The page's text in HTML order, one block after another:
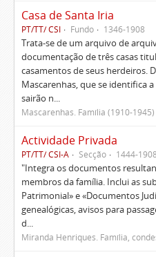
Casa de Santa Iria
PT/TT/ CSI Fundo 1346-1908
Trata-se de um arquivo de
documentação de três casas
casamentos de seus herdeiros.
Mascarenhas, que se identifica
sairão n...
Mascarenhas. Família (1910-1945)
Actividade Privada
PT/TT/ CSI-A Secção 1444-1908
"Integra os documentos
membros da família. Inclui as
Patrimonial» e «Documentos
genealógicas, avisos para
d...
Miranda Henriques. Família,